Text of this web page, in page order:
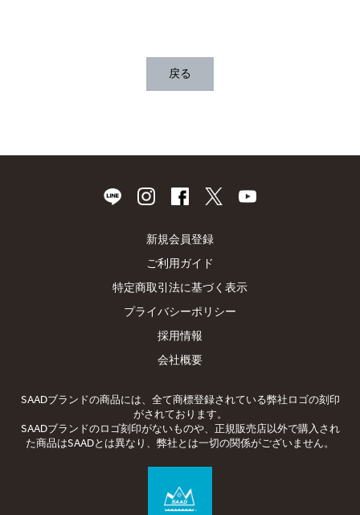
戻る
新規会員登録
ご利用ガイド
特定商取引法に基づく表示
プライバシーポリシー
採用情報
会社概要
SAADブランドの商品には、全て商標登録されている弊社ロゴの刻印
がされております。
SAADブランドのロゴ刻印がないものや、正規販売店以外で購入され
た商品はSAADとは異なり、弊社とは一切の関係がございません。